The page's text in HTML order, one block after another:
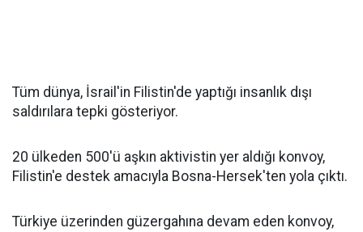
Tüm dünya, İsrail'in Filistin'de yaptığı insanlık dışı
saldırılara tepki gösteriyor.
20 ülkeden 500'ü aşkın aktivistin yer aldığı konvoy,
Filistin'e destek amacıyla Bosna-Hersek'ten yola çıktı.
Türkiye üzerinden güzergahına devam eden konvoy,